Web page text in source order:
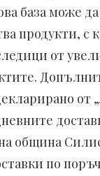
база може
продукти, с
от
от
община
по